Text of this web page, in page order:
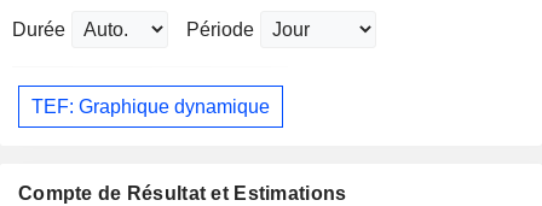
Durée Période
TEF: Graphique dynamique
Compte de Résultat et Estimations